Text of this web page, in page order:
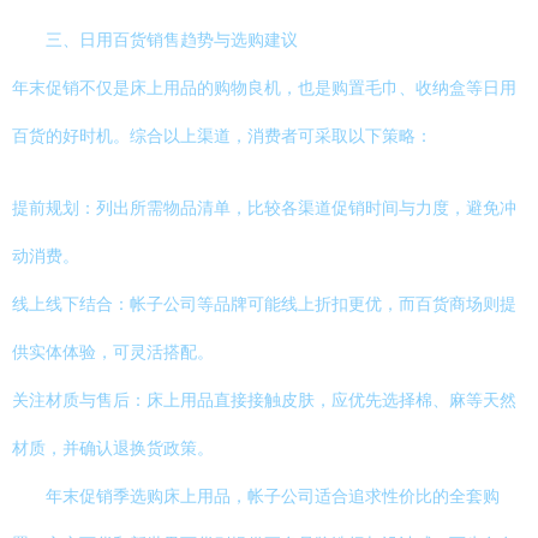
三、日用百货销售趋势与选购建议
年末促销不仅是床上用品的购物良机，也是购置毛巾、收纳盒等日用
百货的好时机。综合以上渠道，消费者可采取以下策略：
提前规划：列出所需物品清单，比较各渠道促销时间与力度，避免冲
动消费。
线上线下结合：帐子公司等品牌可能线上折扣更优，而百货商场则提
供实体体验，可灵活搭配。
关注材质与售后：床上用品直接接触皮肤，应优先选择棉、麻等天然
材质，并确认退换货政策。
年末促销季选购床上用品，帐子公司适合追求性价比的全套购